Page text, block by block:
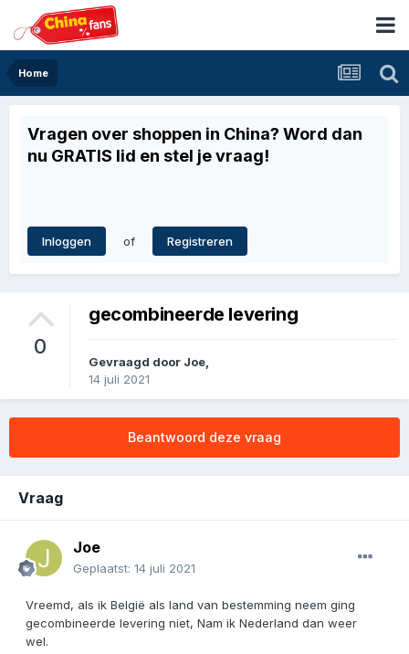
Home
Vragen over shoppen in China? Word dan
nu GRATIS lid en stel je vraag!
Inloggen of Registreren
0
gecombineerde levering
Gevraagd door Joe,
14 juli 2021
Beantwoord deze vraag
Vraag
Joe
Geplaatst: 14 juli 2021
Vreemd, als ik België als land van bestemming neem ging
gecombineerde levering niet, Nam ik Nederland dan weer
wel.